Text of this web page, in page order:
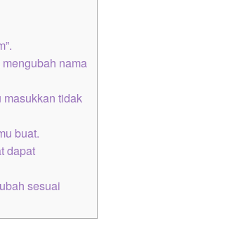
nama
tidak
buat.
dapat
sesuai